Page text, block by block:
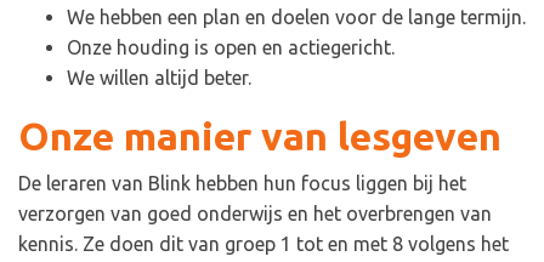
We hebben een plan en doelen voor de lange termijn.
Onze houding is open en actiegericht.
We willen altijd beter.
Onze manier van lesgeven
De leraren van Blink hebben hun focus liggen bij het
verzorgen van goed onderwijs en het overbrengen van
kennis. Ze doen dit van groep 1 tot en met 8 volgens het